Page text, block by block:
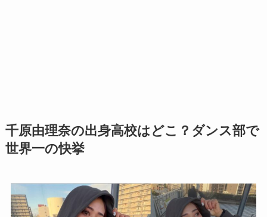
千原由理奈の出身高校はどこ？ダンス部で
世界一の快挙